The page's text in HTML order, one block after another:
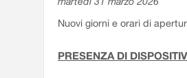
Nuovi giorni e orari di
PRESENZA DI